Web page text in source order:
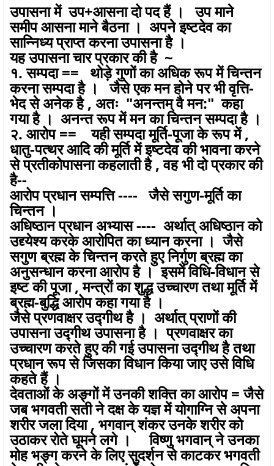
उपासना में उप+आसना दो पद हैं । उप माने
समीप आसना माने बैठना । अपने इष्टदेव का
सान्निध्य प्राप्त करना उपासना है ।
यह उपासना चार प्रकार की है ~
१. सम्पदा == थोड़े गुणों का अधिक रूप में चिन्तन
करना सम्पदा है । जैसे एक मन होने पर भी वृत्ति-
भेद से अनेक है , अतः "अनन्तम् वै मन:" कहा
गया है । अनन्त रूप में मन का चिन्तन सम्पदा है ।
२. आरोप == यही सम्पदा मूर्ति-पूजा के रूप में ,
धातु-पत्थर आदि की मूर्ति में इष्टदेव की भावना करने
से प्रतीकोपासना कहलाती है , वह भी दो प्रकार की
है--
आरोप प्रधान सम्पत्ति ---- जैसे सगुण-मूर्ति का
चिन्तन ।
अधिष्ठान प्रधान अभ्यास ---- अर्थात् अधिष्ठान को
उद्द्येश्य करके आरोपित का ध्यान करना । जैसे
सगुण ब्रह्म के चिन्तन करते हुए निर्गुण ब्रह्म का
अनुसन्धान करना आरोप है । इसमें विधि-विधान से
इष्ट की पूजा , मन्त्रों का शुद्ध उच्चारण तथा मूर्ति में
ब्रह्म-बुद्धि आरोप कहा गया है ।
जैसे प्रणवाक्षर उद्गीथ है । अर्थात् प्राणों की
उपासना उद्गीथ उपासना है । प्रणवाक्षर का
उच्चारण करते हुए की गई उपासना उद्गीथ है तथा
प्रधान रूप से जिसका विधान किया जाए उसे विधि
कहते हैं ।
देवताओं के अङ्गों में उनकी शक्ति का आरोप = जैसे
जब भगवती सती ने दक्ष के यज्ञ में योगाग्नि से अपना
शरीर जला दिया , भगवान् शंकर उनके शरीर को
उठाकर रोते घूमने लगे । विष्णु भगवान् ने उनका
मोह भङ्ग करने के लिए सुदर्शन से काटकर भगवती